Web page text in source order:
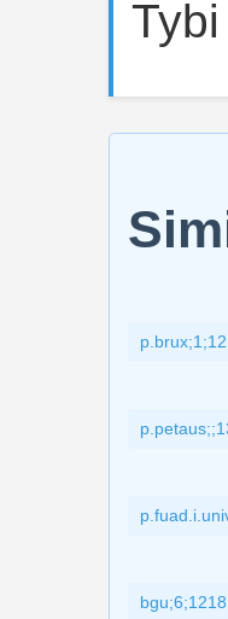
p.brux;1;12
bgu;6;1218